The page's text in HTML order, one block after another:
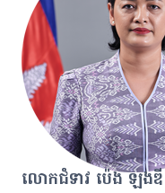
លោកជំទាវ ប៉េង ឡងឌី